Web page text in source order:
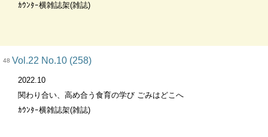
ｶｳﾝﾀｰ横雑誌架(雑誌)
48 Vol.22 No.10 (258)
2022.10
関わり合い、高め合う食育の学び ごみはどこへ
ｶｳﾝﾀｰ横雑誌架(雑誌)